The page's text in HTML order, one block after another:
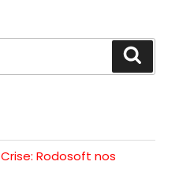
Rodosoft nos